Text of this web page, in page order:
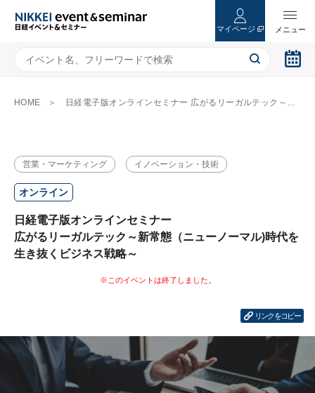
マイページ
HOME 日経電子版オンラインセミナー 広がるリーガルテック～新常態（ニューノーマル)時代を生き抜くビジネス戦略～
営業・マーケティング イノベーション・技術
オンライン
日経電子版オンラインセミナー
広がるリーガルテック～新常態（ニューノーマル)時代を
生き抜くビジネス戦略～
リンクをコピー